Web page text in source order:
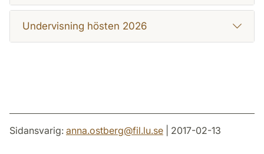
Undervisning hösten 2026
Sidansvarig: anna.ostberg@fil.lu.se | 2017-02-13